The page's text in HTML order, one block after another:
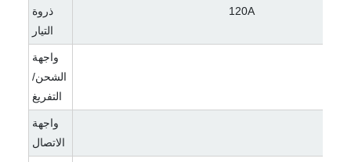
ذروة
التيار
120A
واجهة
الشحن/
التفريغ
واجهة
الاتصال